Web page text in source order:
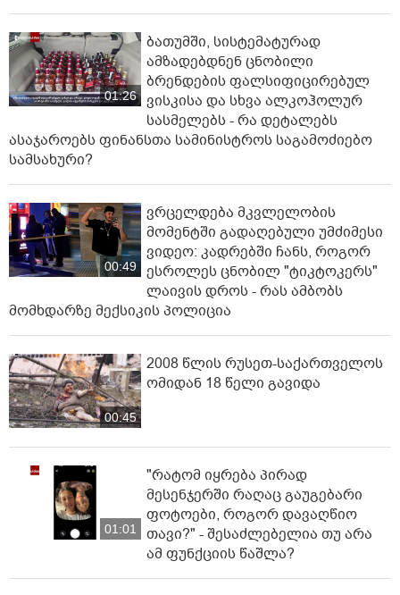
01:26
ბათუმში, სისტემატურად
ამზადებდნენ ცნობილი
ბრენდების ფალსიფიცირებულ
ვისკისა და სხვა ალკოჰოლურ
სასმელებს - რა დეტალებს
ასაჯაროებს ფინანსთა სამინისტროს საგამოძიებო
სამსახური?
00:49
ვრცელდება მკვლელობის
მომენტში გადაღებული უმძიმესი
ვიდეო: კადრებში ჩანს, როგორ
ესროლეს ცნობილ "ტიკტოკერს"
ლაივის დროს - რას ამბობს
მომხდარზე მექსიკის პოლიცია
00:45
2008 წლის რუსეთ-საქართველოს
ომიდან 18 წელი გავიდა
01:01
"რატომ იყრება პირად
მესენჯერში რაღაც გაუგებარი
ფოტოები, როგორ დავაღწიო
თავი?" - შესაძლებელია თუ არა
ამ ფუნქციის წაშლა?